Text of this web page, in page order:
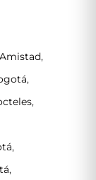
,
,
,
,
,